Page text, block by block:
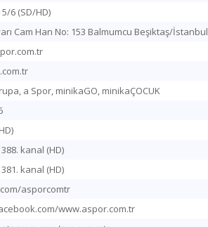
6 (SD/HD)
Cam Han No: 153 Balmumcu Beşiktaş/İstanbul
a Spor, minikaGO, minikaÇOCUK
kanal (HD)
kanal (HD)
asporcomtr
www.aspor.com.tr